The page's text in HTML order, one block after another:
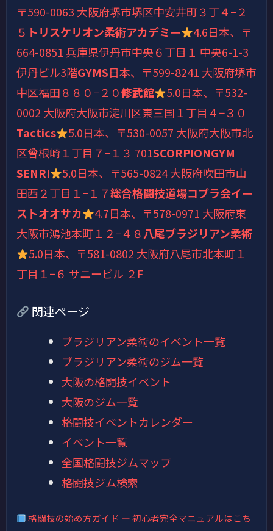
〒590-0063 大阪府堺市堺区中安井町３丁４−２
５ トリスケリオン柔術アカデミー 4.6日本、〒
664-0851 兵庫県伊丹市中央６丁目１ 中央6-1-3
伊丹ビル3階GYMS日本、〒599-8241 大阪府堺市
中区福田８８０−２０修武館 5.0日本、〒532-
0002 大阪府大阪市淀川区東三国１丁目４−３０
Tactics
5.0日本、〒530-0057 大阪府大阪市北
区曾根崎１丁目７−１３ 701SCORPIONGYM
SENRI
5.0日本、〒565-0824 大阪府吹田市山
田西２丁目１−１７総合格闘技道場コブラ会イー
ストオオサカ
4.7日本、〒578-0971 大阪府東
大阪市鴻池本町１２−４８八尾ブラジリアン柔術
5.0日本、〒581-0802 大阪府八尾市北本町１
丁目１−６ サニービル ２F
関連ページ
ブラジリアン柔術のイベント一覧
ブラジリアン柔術のジム一覧
大阪の格闘技イベント
大阪のジム一覧
格闘技イベントカレンダー
イベント一覧
全国格闘技ジムマップ
格闘技ジム検索
格闘技の始め方ガイド — 初心者完全マニュアルはこち